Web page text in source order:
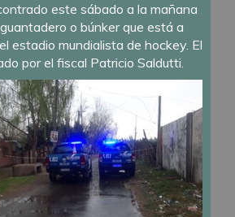
este sábado a la mañana
o búnker que está a
estadio mundialista de hockey. El
por el fiscal Patricio Saldutti.